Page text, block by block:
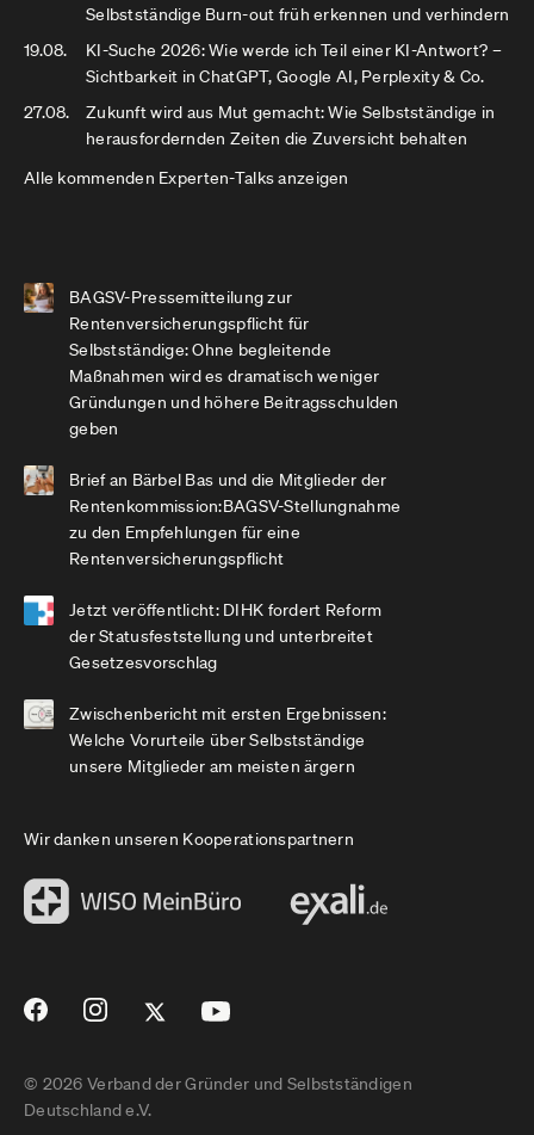
Selbstständige Burn-out früh erkennen und verhindern
19.08.
KI-Suche 2026: Wie werde ich Teil einer KI-Antwort? –
Sichtbarkeit in ChatGPT, Google AI, Perplexity & Co.
27.08.
Zukunft wird aus Mut gemacht: Wie Selbstständige in
herausfordernden Zeiten die Zuversicht behalten
Alle kommenden Experten-Talks anzeigen
BAGSV-Pressemitteilung zur
Rentenversicherungspflicht für
Selbstständige: Ohne begleitende
Maßnahmen wird es dramatisch weniger
Gründungen und höhere Beitragsschulden
geben
Brief an Bärbel Bas und die Mitglieder der
Rentenkommission:BAGSV-Stellungnahme
zu den Empfehlungen für eine
Rentenversicherungspflicht
Jetzt veröffentlicht: DIHK fordert Reform
der Statusfeststellung und unterbreitet
Gesetzesvorschlag
Zwischenbericht mit ersten Ergebnissen:
Welche Vorurteile über Selbstständige
unsere Mitglieder am meisten ärgern
Wir danken unseren Kooperationspartnern
© 2026 Verband der Gründer und Selbstständigen
Deutschland e.V.